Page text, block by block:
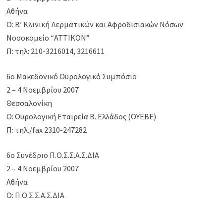
Αθήνα
Ο: Β’ Κλινική Δερματικών και Αφροδισιακών Νόσων
Νοσοκομείο “ΑΤΤΙΚΟΝ”
Π: τηλ: 210-3216014, 3216611
6ο Μακεδονικό Ουρολογικό Συμπόσιο
2 – 4 Νοεμβρίου 2007
Θεσσαλονίκη
Ο: Ουρολογική Εταιρεία Β. Ελλάδος (ΟΥΕΒΕ)
Π: τηλ./fax 2310-247282
6ο Συνέδριο Π.Ο.Σ.Σ.Α.Σ.ΔΙΑ
2 – 4 Νοεμβρίου 2007
Αθήνα
Ο: Π.Ο.Σ.Σ.Α.Σ.ΔΙΑ